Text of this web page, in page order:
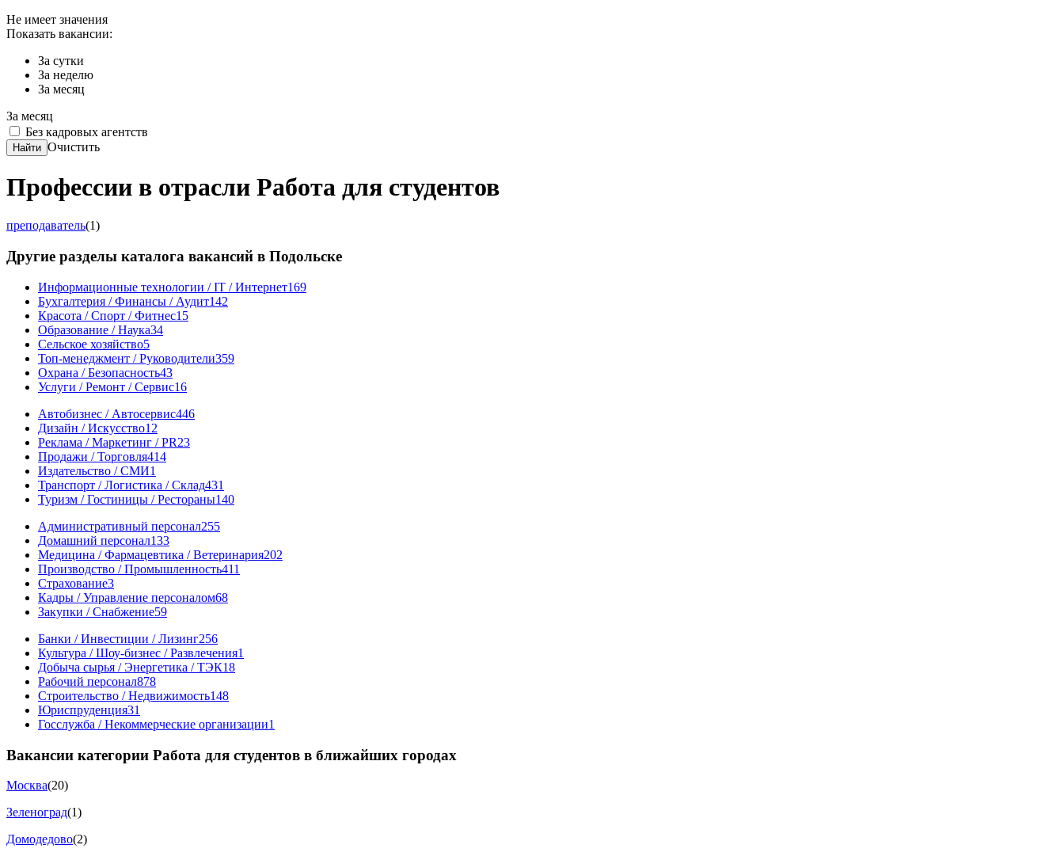
Не имеет значения
Показать вакансии:
За сутки
За неделю
За месяц
За месяц
Без кадровых агентств
Найти Очистить
Профессии в отрасли Работа для студентов
преподаватель(1)
Другие разделы каталога вакансий в Подольске
Информационные технологии / IT / Интернет169
Бухгалтерия / Финансы / Аудит142
Красота / Спорт / Фитнес15
Образование / Наука34
Сельское хозяйство5
Топ-менеджмент / Руководители359
Охрана / Безопасность43
Услуги / Ремонт / Сервис16
Автобизнес / Автосервис446
Дизайн / Искусство12
Реклама / Маркетинг / PR23
Продажи / Торговля414
Издательство / СМИ1
Транспорт / Логистика / Склад431
Туризм / Гостиницы / Рестораны140
Административный персонал255
Домашний персонал133
Медицина / Фармацевтика / Ветеринария202
Производство / Промышленность411
Страхование3
Кадры / Управление персоналом68
Закупки / Снабжение59
Банки / Инвестиции / Лизинг256
Культура / Шоу-бизнес / Развлечения1
Добыча сырья / Энергетика / ТЭК18
Рабочий персонал878
Строительство / Недвижимость148
Юриспруденция31
Госслужба / Некоммерческие организации1
Вакансии категории Работа для студентов в ближайших городах
Москва(20)
Зеленоград(1)
Домодедово(2)